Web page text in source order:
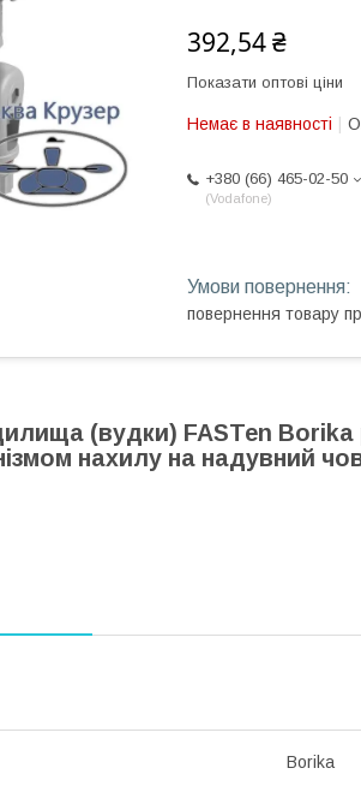
392,54 ₴
Показати оптові ціни
Немає в наявності
+380 (66) 465-02-50
Vodafone
повернення товару
(вудки) FASTen Borika
нахилу на надувний
Borika